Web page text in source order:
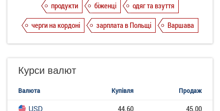
продукти
біженці
одяг та взуття
черги на кордоні
зарплата в Польщі Варшава
Курси валют
Валюта Купівля Продаж
USD 44.60
45.00